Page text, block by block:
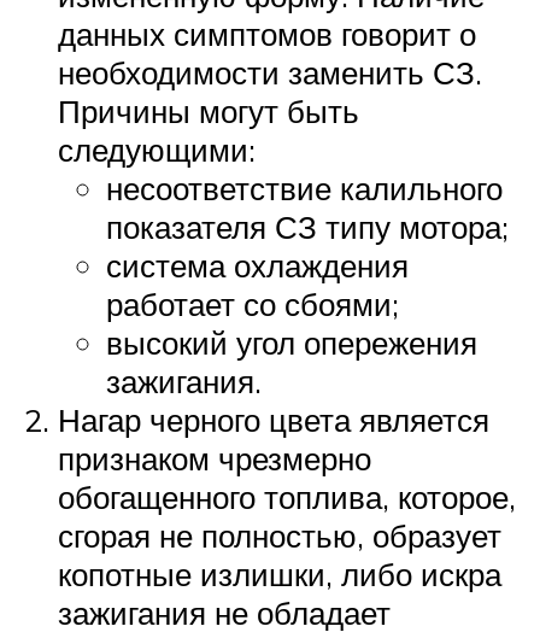
данных симптомов говорит о
необходимости заменить СЗ.
Причины могут быть
следующими:
несоответствие калильного
показателя СЗ типу мотора;
система охлаждения
работает со сбоями;
высокий угол опережения
зажигания.
Нагар черного цвета является
признаком чрезмерно
обогащенного топлива, которое,
сгорая не полностью, образует
копотные излишки, либо искра
зажигания не обладает